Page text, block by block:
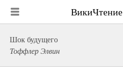
ВикиЧтение
Шок будущего
Тоффлер Элвин